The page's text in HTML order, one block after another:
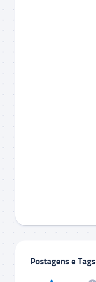
Postagens e Tags